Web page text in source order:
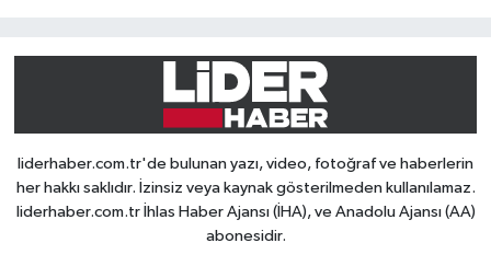
liderhaber.com.tr'de bulunan yazı, video, fotoğraf ve haberlerin
her hakkı saklıdır. İzinsiz veya kaynak gösterilmeden kullanılamaz.
liderhaber.com.tr İhlas Haber Ajansı (İHA), ve Anadolu Ajansı (AA)
abonesidir.